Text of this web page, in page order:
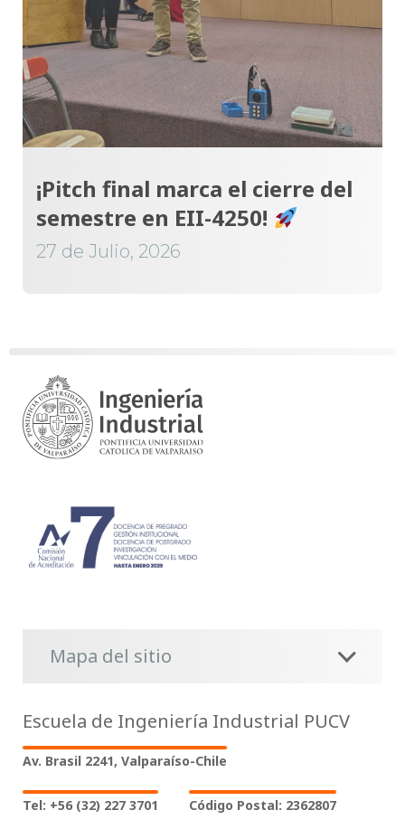
¡Pitch final marca el cierre del
semestre en EII-4250!
27 de Julio, 2026
Mapa del sitio
Escuela de Ingeniería Industrial PUCV
Av. Brasil 2241, Valparaíso-Chile
Tel: +56 (32) 227 3701 Código Postal: 2362807